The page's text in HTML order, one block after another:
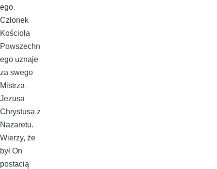
ego.
Członek
Kościoła
Powszechn
ego uznaje
za swego
Mistrza
Jezusa
Chrystusa z
Nazaretu.
Wierzy, że
był On
postacią